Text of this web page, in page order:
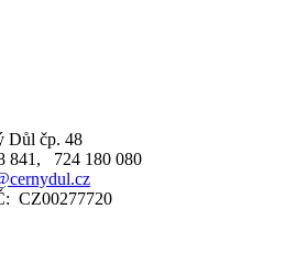
Důl čp. 48
841, 724 180 080
CZ00277720